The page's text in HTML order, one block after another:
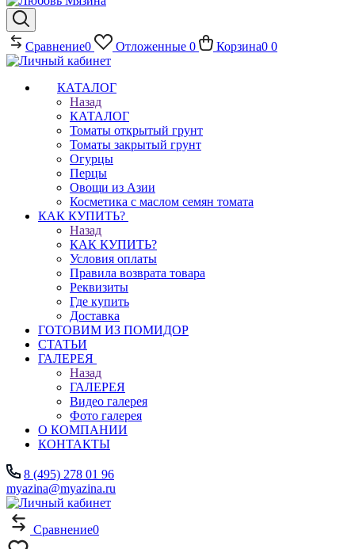
Сравнение0 Отложенные 0 Корзина0 0
КАТАЛОГ
Назад
КАТАЛОГ
Томаты открытый грунт
Томаты закрытый грунт
Огурцы
Перцы
Овощи из Азии
Косметика с маслом семян томата
КАК КУПИТЬ?
Назад
КАК КУПИТЬ?
Условия оплаты
Правила возврата товара
Реквизиты
Где купить
Доставка
ГОТОВИМ ИЗ ПОМИДОР
СТАТЬИ
ГАЛЕРЕЯ
Назад
ГАЛЕРЕЯ
Видео галерея
Фото галерея
О КОМПАНИИ
КОНТАКТЫ
8 (495) 278 01 96
myazina@myazina.ru
Сравнение0